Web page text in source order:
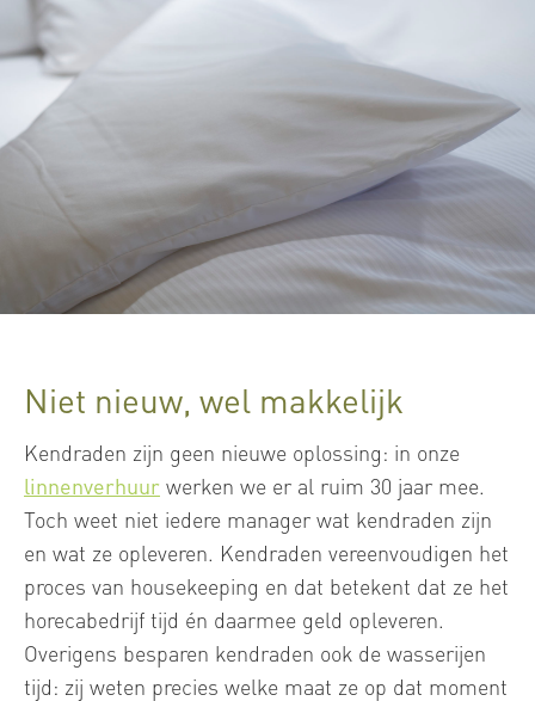
Niet nieuw, wel makkelijk
Kendraden zijn geen nieuwe oplossing: in onze
linnenverhuur werken we er al ruim 30 jaar mee.
Toch weet niet iedere manager wat kendraden zijn
en wat ze opleveren. Kendraden vereenvoudigen het
proces van housekeeping en dat betekent dat ze het
horecabedrijf tijd én daarmee geld opleveren.
Overigens besparen kendraden ook de wasserijen
tijd: zij weten precies welke maat ze op dat moment